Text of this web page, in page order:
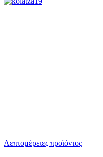
Λεπτομέρειες προϊόντος